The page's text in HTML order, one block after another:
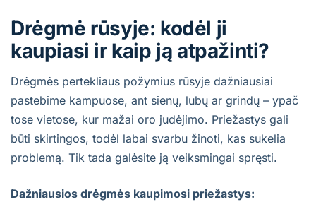
Drėgmė rūsyje: kodėl ji
kaupiasi ir kaip ją atpažinti?
Drėgmės pertekliaus požymius rūsyje dažniausiai
pastebime kampuose, ant sienų, lubų ar grindų – ypač
tose vietose, kur mažai oro judėjimo. Priežastys gali
būti skirtingos, todėl labai svarbu žinoti, kas sukelia
problemą. Tik tada galėsite ją veiksmingai spręsti.
Dažniausios drėgmės kaupimosi priežastys: